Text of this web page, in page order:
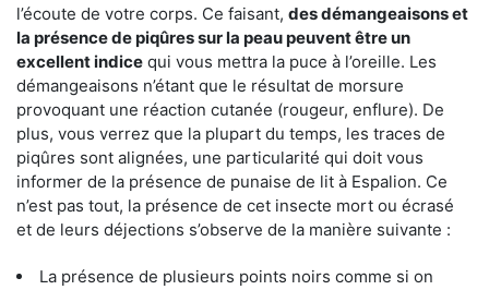
l’écoute de votre corps. Ce faisant, des démangeaisons et
la présence de piqûres sur la peau peuvent être un
excellent indice qui vous mettra la puce à l’oreille. Les
démangeaisons n’étant que le résultat de morsure
provoquant une réaction cutanée (rougeur, enflure). De
plus, vous verrez que la plupart du temps, les traces de
piqûres sont alignées, une particularité qui doit vous
informer de la présence de punaise de lit à Espalion. Ce
n’est pas tout, la présence de cet insecte mort ou écrasé
et de leurs déjections s’observe de la manière suivante :
La présence de plusieurs points noirs comme si on